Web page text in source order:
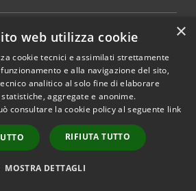
×
web utilizza cookie
cookie tecnici e assimilati strettamente
e alla navigazione del sito,
analitico al solo fine di elaborare
aggregate e anonime.
consultare la cookie policy al seguente link
RIFIUTA TUTTO
MOSTRA DETTAGLI